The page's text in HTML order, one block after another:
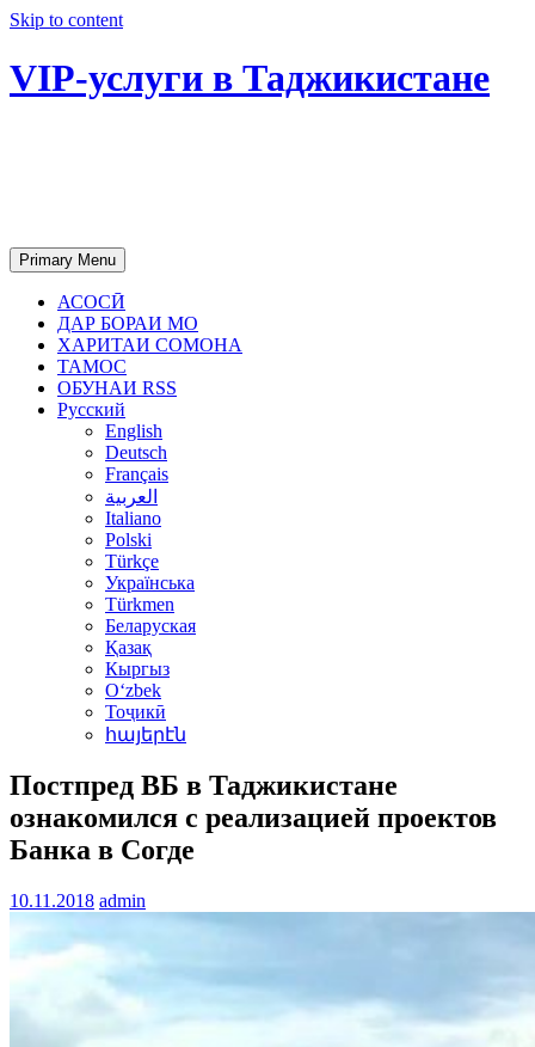
Skip to content
VIP-услуги в Таджикистане
Primary Menu
АСОСӢ
ДАР БОРАИ МО
ХАРИТАИ СОМОНА
ТАМОС
ОБУНАИ RSS
Русский
English
Deutsch
Français
العربية
Italiano
Polski
Türkçe
Українська
Türkmen
Беларуская
Қазақ
Кыргыз
Oʻzbek
Тоҷикӣ
հայերէն
Постпред ВБ в Таджикистане
ознакомился с реализацией проектов
Банка в Согде
10.11.2018 admin